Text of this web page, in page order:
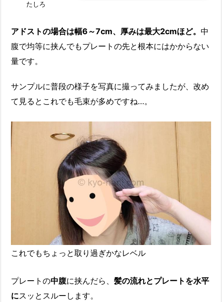
たしろ
アドストの場合は幅6～7cm、厚みは最大2cmほど。 中
腹で均等に挟んでもプレートの先と根本にはかからない
量です。
サンプルに普段の様子を写真に撮ってみましたが、改め
て見るとこれでも毛束が多めですね…。
これでもちょっと取り過ぎかなレベル
プレートの中腹に挟んだら、 髪の流れとプレートを水平
にスッとスルーします。